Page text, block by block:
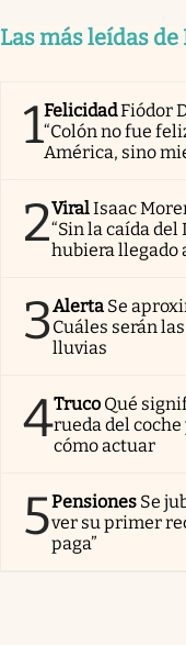
Las más leídas
1FelicidadFiódor
“Colón no fue
América, sino
2ViralIsaac
“Sin la caída
hubiera llegado
3Alerta Se
Cuáles serán
lluvias
4Truco Qué
rueda del
cómo actuar
5Pensiones Se
ver su primer
paga”